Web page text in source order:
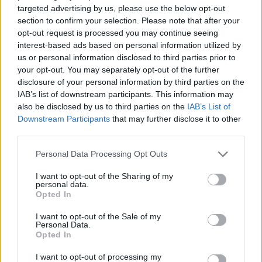
targeted advertising by us, please use the below opt-out
section to confirm your selection. Please note that after your
opt-out request is processed you may continue seeing
interest-based ads based on personal information utilized by
us or personal information disclosed to third parties prior to
your opt-out. You may separately opt-out of the further
disclosure of your personal information by third parties on the
IAB’s list of downstream participants. This information may
also be disclosed by us to third parties on the IAB’s List of
Downstream Participants that may further disclose it to other
Personal Data Processing Opt Outs
I want to opt-out of the Sharing of my
personal data.
Opted In
I want to opt-out of the Sale of my
Personal Data.
Opted In
I want to opt-out of processing my
Sulm me dron në
magazinën e Wildberries
në Jekaterinburg, mbi 2
mijë kilometra nga
Trump rihap betejën për
shtetësinë me lindje,
firmos dy dekrete të reja
pavarësisht pengesës në
Gjykatën Supreme
Europën, temperatura
nxehtit ekstrem, Italia